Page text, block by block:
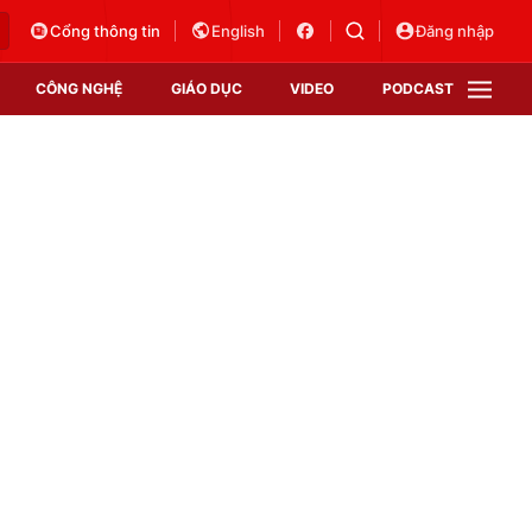
Cổng thông tin English Đăng nhập
CÔNG NGHỆ GIÁO DỤC VIDEO PODCAST